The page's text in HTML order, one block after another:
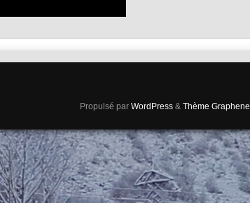
Propulsé par WordPress & Thème Graphene